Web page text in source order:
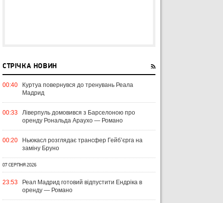
СТРІЧКА НОВИН
00:40
Куртуа повернувся до тренувань Реала
Мадрид
00:33
Ліверпуль домовився з Барселоною про
оренду Рональда Араухо — Романо
00:20
Ньюкасл розглядає трансфер Гейб’єрга на
заміну Бруно
07 СЕРПНЯ 2026
23:53
Реал Мадрид готовий відпустити Ендріка в
оренду — Романо